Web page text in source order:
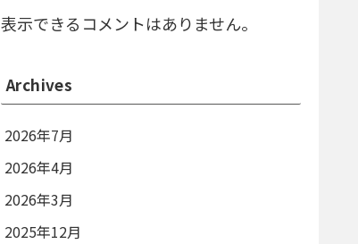
表示できるコメントはありません。
Archives
2026年7月
2026年4月
2026年3月
2025年12月